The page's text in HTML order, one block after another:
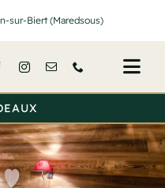
sur-Biert (Maredsous)
Nos